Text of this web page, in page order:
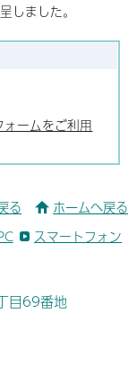
しました。
ームをご利用
る ホームへ戻る
スマートフォン
目69番地